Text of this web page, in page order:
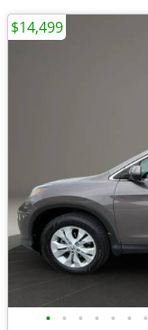
• • • • • • •
$14,499